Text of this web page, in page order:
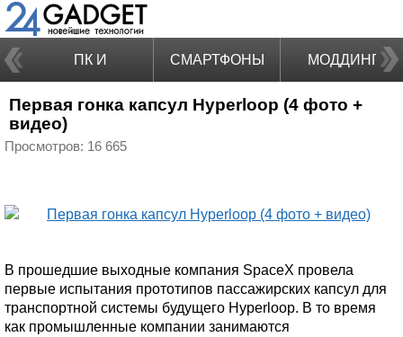
ПК И
НОУТБУКИ
СМАРТФОНЫ МОДДИНГ
Первая гонка капсул Hyperloop (4 фото +
видео)
Просмотров: 16 665
В прошедшие выходные компания SpaceX провела
первые испытания прототипов пассажирских капсул для
транспортной системы будущего Hyperloop. В то время
как промышленные компании занимаются